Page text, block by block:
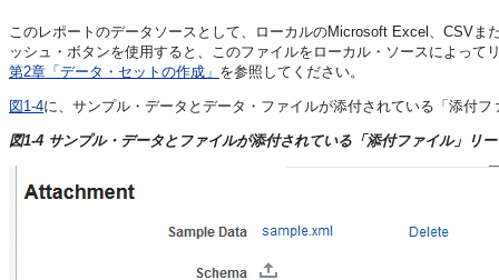
このレポートのデータソースとして、ローカルのMicrosoft Excel、CSV
ッシュ・ボタンを使用すると、このファイルをローカル・ソースによっ
第2章「データ・セットの作成」 を参照してください。
図1-4に、サンプル・データとデータ・ファイルが添付されている「添付
図1-4 サンプル・データとファイルが添付されている「添付ファイル」リ